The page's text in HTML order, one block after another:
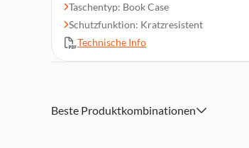
Taschentyp: Book Case
Schutzfunktion: Kratzresistent
Technische Info
Beste Produktkombinationen